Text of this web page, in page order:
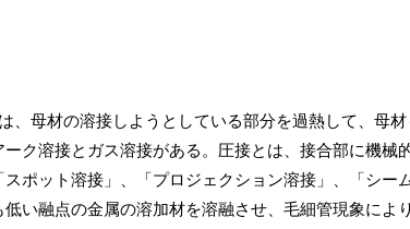
、母材の溶接しようとしている部分を過熱して、母材
ク溶接とガス溶接がある。圧接とは、接合部に機械
ポット溶接」、「プロジェクション溶接」、「シー
い融点の金属の溶加材を溶融させ、毛細管現象によ